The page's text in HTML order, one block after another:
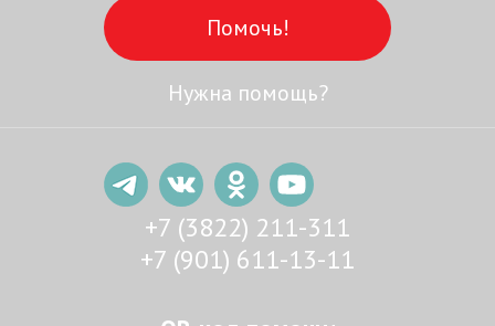
Помочь!
Нужна помощь?
+7 (3822) 211-311
+7 (901) 611-13-11